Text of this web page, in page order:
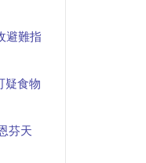
避難指
疑食物
芬天